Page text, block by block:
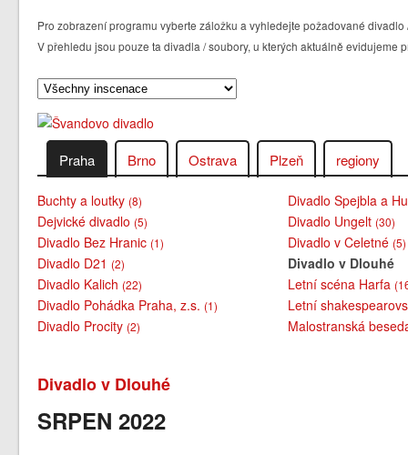
Pro zobrazení programu vyberte záložku a vyhledejte požadované
V přehledu jsou pouze ta divadla / soubory, u kterých aktuálně evidujeme
Praha Brno Ostrava Plzeň regiony
Buchty a loutky(8)
Dejvické divadlo(5)
Divadlo Bez Hranic(1)
Divadlo D21(2)
Divadlo Kalich(22)
Divadlo Pohádka Praha, z.s.(1)
Divadlo Procity(2)
Divadlo Spejbla a
Divadlo Ungelt(30)
Divadlo v Celetné(5)
Divadlo v Dlouhé
Letní scéna Harfa
Letní
Malostranská
Divadlo v Dlouhé
SRPEN 2022